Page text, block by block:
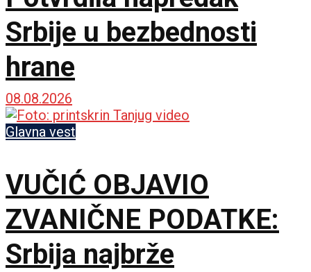
Srbije u bezbednosti
hrane
08.08.2026
Glavna vest
VUČIĆ OBJAVIO
ZVANIČNE PODATKE:
Srbija najbrže